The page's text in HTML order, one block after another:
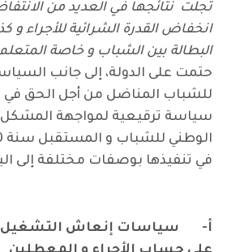
تجلت نتائجها في العديد من
انخفاض القدرة الشرائية للأجراء و
البطالة بين الشباب و خاصة
حتمت على الدولة، إلى جانب
للشباب المناضل من أجل الحق في
سياسة ترقيعية لمواجهة
في تنفيذها بوصفات مختلفة إلى
أ‌- سياسات إنعاش التشغيل: